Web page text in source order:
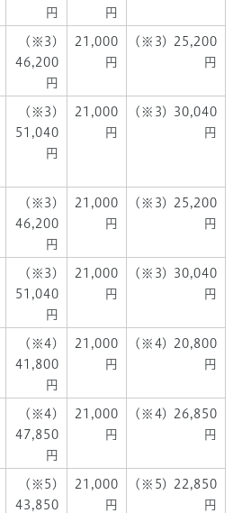
円
円
(※3)
46,200
円
21,000
円
(※3) 25,200
円
(※3)
51,040
円
21,000
円
(※3) 30,040
円
(※3)
46,200
円
21,000
円
(※3) 25,200
円
(※3)
51,040
円
21,000
円
(※3) 30,040
円
(※4)
41,800
円
21,000
円
(※4) 20,800
円
(※4)
47,850
円
21,000
円
(※4) 26,850
円
(※5)
43,850
21,000
円
(※5) 22,850
円